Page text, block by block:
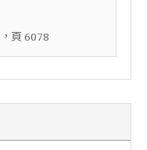
，頁 6078